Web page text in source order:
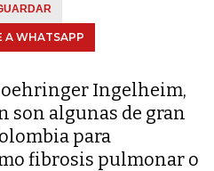
A WHATSAPP
Ingelheim,
son algunas de gran
para
fibrosis pulmonar o